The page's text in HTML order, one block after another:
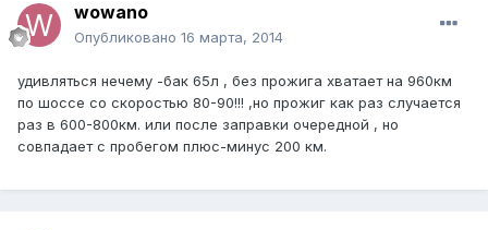
wowano
Опубликовано 16 марта, 2014
удивляться нечему -бак 65л , без прожига хватает на 960км
по шоссе со скоростью 80-90!!! ,но прожиг как раз случается
раз в 600-800км. или после заправки очередной , но
совпадает с пробегом плюс-минус 200 км.